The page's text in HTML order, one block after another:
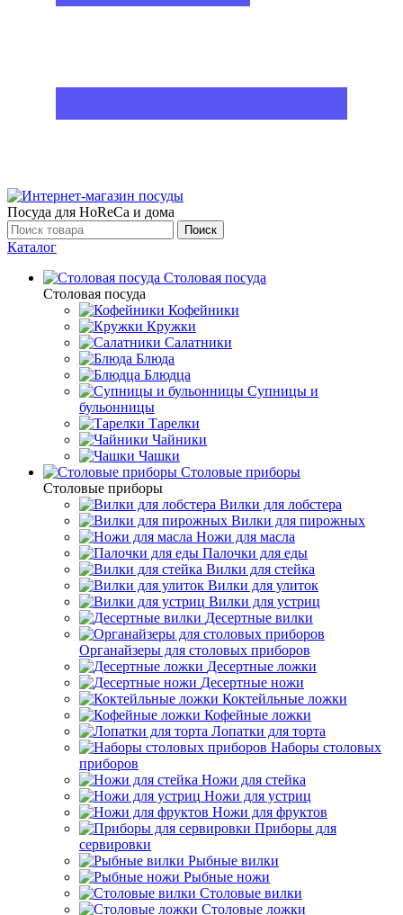
Посуда для HoReCa и дома
Поиск
Каталог
Столовая посуда
Столовая посуда
Кофейники
Кружки
Салатники
Блюда
Блюдца
Супницы и
бульонницы
Тарелки
Чайники
Чашки
Cтоловые приборы
Cтоловые приборы
Вилки для лобстера
Вилки для пирожных
Ножи для масла
Палочки для еды
Вилки для стейка
Вилки для улиток
Вилки для устриц
Десертные вилки
Органайзеры для столовых приборов
Десертные ложки
Десертные ножи
Коктейльные ложки
Кофейные ложки
Лопатки для торта
Наборы столовых
приборов
Ножи для стейка
Ножи для устриц
Ножи для фруктов
Приборы для
сервировки
Рыбные вилки
Рыбные ножи
Столовые вилки
Столовые ложки